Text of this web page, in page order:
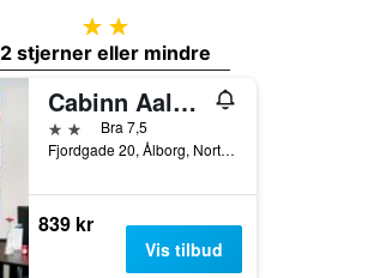
2 stjerner
2 stjerner eller mindre
Cabinn Aalborg Hotel
2 stjernerBra 7,5
Fjordgade 20, Ålborg, North Jutland, Danmark
839 kr
Vis tilbud